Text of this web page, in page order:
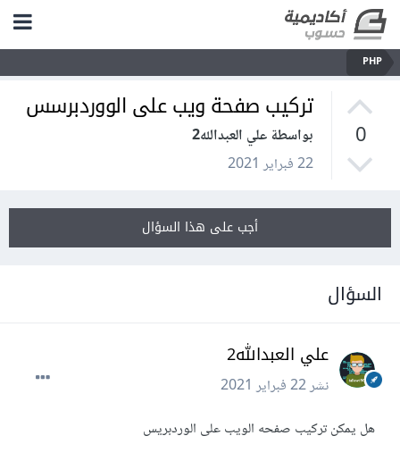
PHP
0
تركيب صفحة ويب على الووردبرسس
بواسطة علي العبدالله2
22 فبراير 2021
أجب على هذا السؤال
السؤال
علي العبدالله2
نشر22 فبراير 2021
هل يمكن تركيب صفحه الويب على الوردبريس